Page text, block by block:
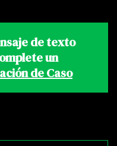
de texto
un
de Caso